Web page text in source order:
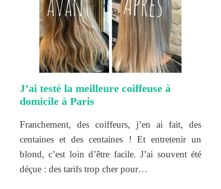
J’ai testé la meilleure coiffeuse à
domicile à Paris
Franchement, des coiffeurs, j’en ai fait, des
centaines et des centaines ! Et entretenir un
blond, c’est loin d’être facile. J’ai souvent été
déçue : des tarifs trop cher pour…